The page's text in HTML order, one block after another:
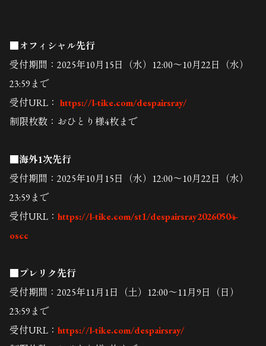
■オフィシャル先行
受付期間：2025年10月15日（水）12:00～10月22日（水）
23:59まで
受付URL： https://l-tike.com/despairsray/
制限枚数：おひとり様4枚まで
■海外1次先行
受付期間：2025年10月15日（水）12:00～10月22日（水）
23:59まで
受付URL： https://l-tike.com/st1/despairsray20260504-
oscc
■プレリク先行
受付期間：2025年11月1日（土）12:00～11月9日（日）
23:59まで
受付URL： https://l-tike.com/despairsray/